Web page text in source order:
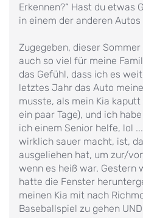
Erkennen?“ Hast du etwas
in einem der anderen
Zugegeben, dieser
auch so viel für meine
das Gefühl, dass ich es
letztes Jahr das Auto
musste, als mein Kia
ein paar Tage), und ich
ich einem Senior helfe, lol
wirklich sauer macht, ist,
ausgeliehen hat, um zur/
wenn es heiß war. Gestern
hatte die Fenster
meinen Kia mit nach
Baseballspiel zu gehen